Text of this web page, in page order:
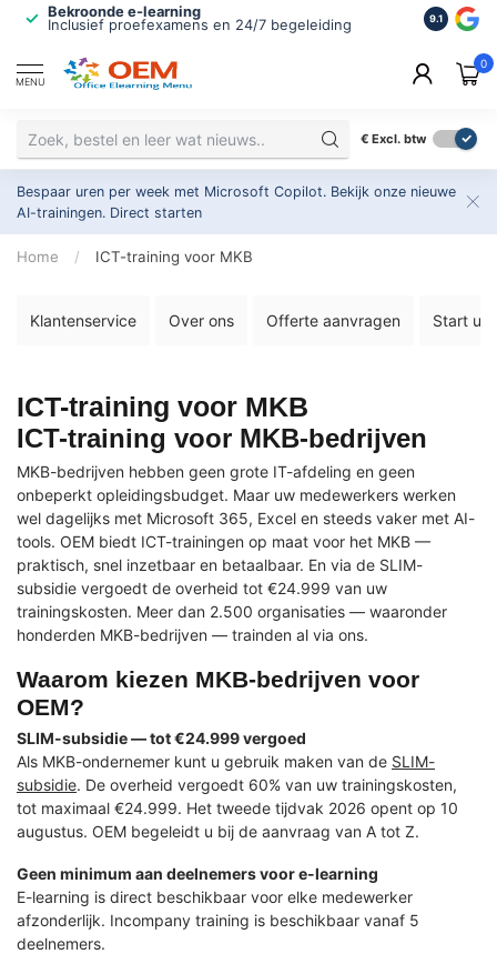
Bekroonde e-learning
Inclusief proefexamens en 24/7 begeleiding
ISO
2.500+
9.1
MENU
0
€ Excl. btw
Bespaar uren per week met Microsoft Copilot. Bekijk onze nieuwe
AI-trainingen. Direct starten
Home / ICT-training voor MKB
Klantenservice Over ons Offerte aanvragen Start
ICT-training voor MKB
ICT-training voor MKB-bedrijven
MKB-bedrijven hebben geen grote IT-afdeling en geen
onbeperkt opleidingsbudget. Maar uw medewerkers werken
wel dagelijks met Microsoft 365, Excel en steeds vaker met AI-
tools. OEM biedt ICT-trainingen op maat voor het MKB —
praktisch, snel inzetbaar en betaalbaar. En via de SLIM-
subsidie vergoedt de overheid tot €24.999 van uw
trainingskosten. Meer dan 2.500 organisaties — waaronder
honderden MKB-bedrijven — trainden al via ons.
Waarom kiezen MKB-bedrijven voor
OEM?
SLIM-subsidie — tot €24.999 vergoed
Als MKB-ondernemer kunt u gebruik maken van de SLIM-
subsidie. De overheid vergoedt 60% van uw trainingskosten,
tot maximaal €24.999. Het tweede tijdvak 2026 opent op 10
augustus. OEM begeleidt u bij de aanvraag van A tot Z.
Geen minimum aan deelnemers voor e-learning
E-learning is direct beschikbaar voor elke medewerker
afzonderlijk. Incompany training is beschikbaar vanaf 5
deelnemers.